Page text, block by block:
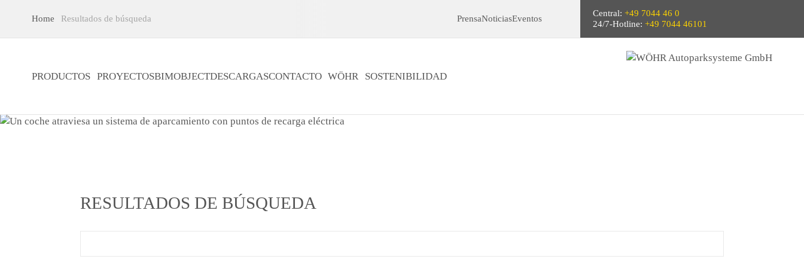
Home Resultados de búsqueda PrensaNoticiasEventos
Central: +49 7044 46 0
24/7-Hotline: +49 7044 46101
PRODUCTOS PROYECTOSBIMOBJECTDESCARGASCONTACTO WÖHR SOSTENIBILIDAD
RESULTADOS DE BÚSQUEDA